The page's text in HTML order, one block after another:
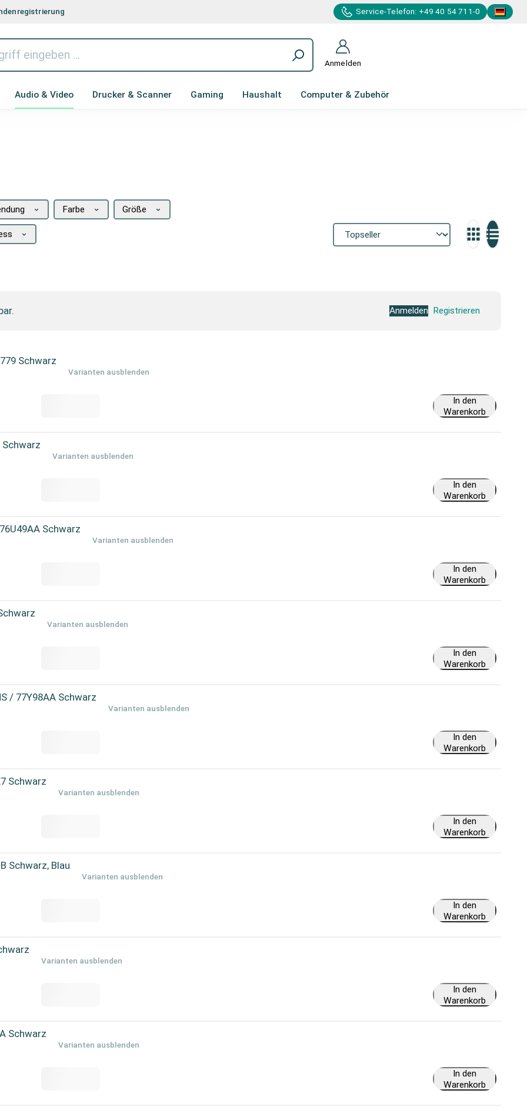
Service-Telefon: +49 40 54 711-0
Anmelden
Audio & Video Drucker & Scanner Gaming Haushalt Computer & Zubehör
Farbe Größe
Anmelden Registrieren
Schwarz
Varianten ausblenden
In den
Warenkorb
Varianten ausblenden
In den
Warenkorb
Schwarz
Varianten ausblenden
In den
Warenkorb
Varianten ausblenden
In den
Warenkorb
/ 77Y98AA Schwarz
Varianten ausblenden
In den
Warenkorb
Schwarz
Varianten ausblenden
In den
Warenkorb
Schwarz, Blau
Varianten ausblenden
In den
Warenkorb
Varianten ausblenden
In den
Warenkorb
Schwarz
Varianten ausblenden
In den
Warenkorb